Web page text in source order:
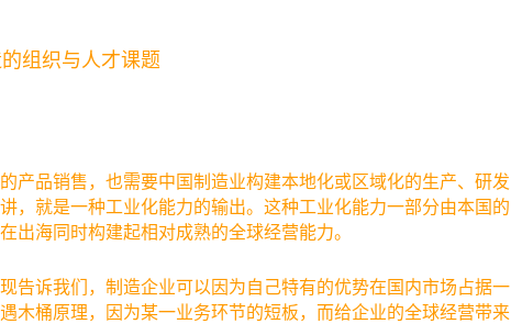
组织与人才课题
产品销售，也需要中国制造业构建本地化或区域化的生产、研发
，就是一种工业化能力的输出。这种工业化能力一部分由本国的
出海同时构建起相对成熟的全球经营能力。
告诉我们，制造企业可以因为自己特有的优势在国内市场占据一
木桶原理，因为某一业务环节的短板，而给企业的全球经营带来